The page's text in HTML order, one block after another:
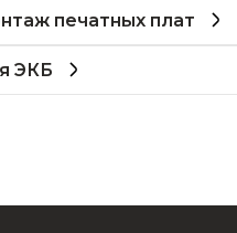
печатных плат
ЭКБ